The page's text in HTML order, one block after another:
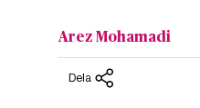
Arez Mohamadi
Dela